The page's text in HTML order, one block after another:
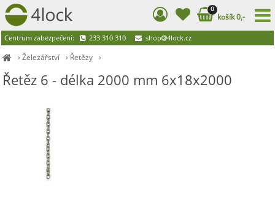
›Železářství › Řetězy ›
Řetěz 6 - délka 2000 mm 6x18x2000
0
košík 0,-
Centrum zabezpečení: 233 310 310 shop 4lock.cz